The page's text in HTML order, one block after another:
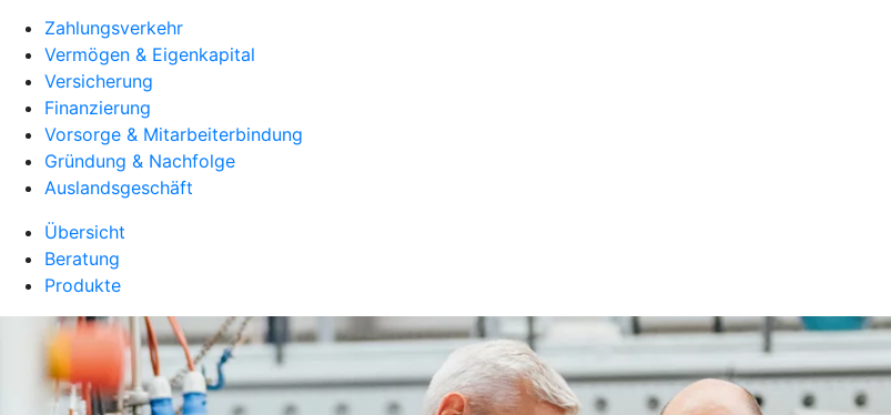
Zahlungsverkehr
Vermögen & Eigenkapital
Versicherung
Finanzierung
Vorsorge & Mitarbeiterbindung
Gründung & Nachfolge
Auslandsgeschäft
Übersicht
Beratung
Produkte